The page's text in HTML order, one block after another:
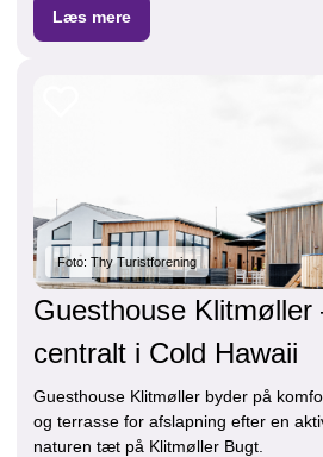
Læs mere
Foto: Thy Turistforening
Guesthouse Klitmøller
centralt i Cold Hawaii
Guesthouse Klitmøller byder på
og terrasse for afslapning efter en
naturen tæt på Klitmøller Bugt.